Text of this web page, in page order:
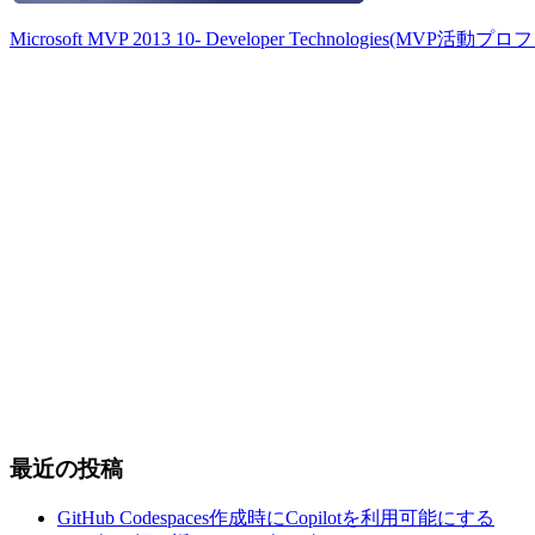
Microsoft MVP 2013 10- Developer Technologies(MVP活動プロ
最近の投稿
GitHub Codespaces作成時にCopilotを利用可能にする